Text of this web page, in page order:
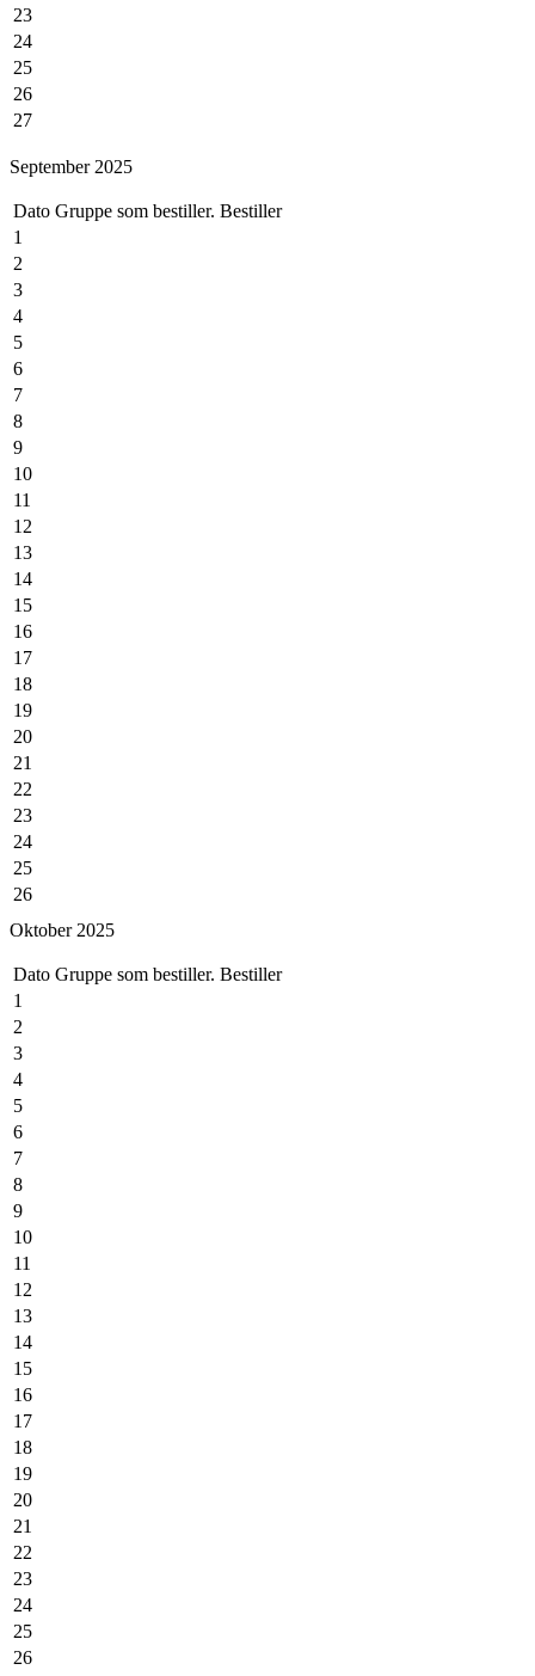
23
24
25
26
27
29
September 2025
Dato Gruppe som bestiller. Bestiller
1
2
3
4
5
6
7
8
9
10
11
12
13
14
15
16
17
18
19
20
21
22
23
24
25
26
27
29
30
Oktober 2025
Dato Gruppe som bestiller. Bestiller
1
2
3
4
5
6
7
8
9
10
11
12
13
14
15
16
17
18
19
20
21
22
23
24
25
26